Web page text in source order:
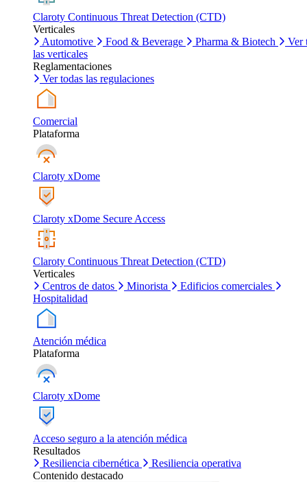
Claroty Continuous Threat Detection (CTD)
Verticales
Automotive
Food & Beverage Pharma & Biotech
Ver
las verticales
Reglamentaciones
Ver todas las regulaciones
Comercial
Plataforma
Claroty xDome
Claroty xDome Secure Access
Claroty Continuous Threat Detection (CTD)
Verticales
Centros de datos
Minorista
Edificios comerciales
Hospitalidad
Atención médica
Plataforma
Claroty xDome
Acceso seguro a la atención médica
Resultados
Resiliencia cibernética
Resiliencia operativa
Contenido destacado